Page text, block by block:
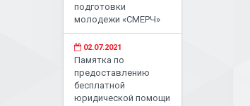
подготовки
молодежи «СМЕРЧ»
02.07.2021
Памятка по
предоставлению
бесплатной
юридической помощи